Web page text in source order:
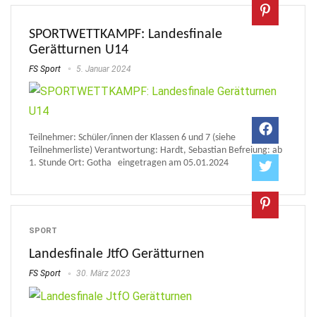
SPORTWETTKAMPF: Landesfinale
Gerätturnen U14
FS Sport 5. Januar 2024
Teilnehmer: Schüler/innen der Klassen 6 und 7 (siehe
Teilnehmerliste) Verantwortung: Hardt, Sebastian Befreiung: ab
1. Stunde Ort: Gotha eingetragen am 05.01.2024
SPORT
Landesfinale JtfO Gerätturnen
FS Sport 30. März 2023